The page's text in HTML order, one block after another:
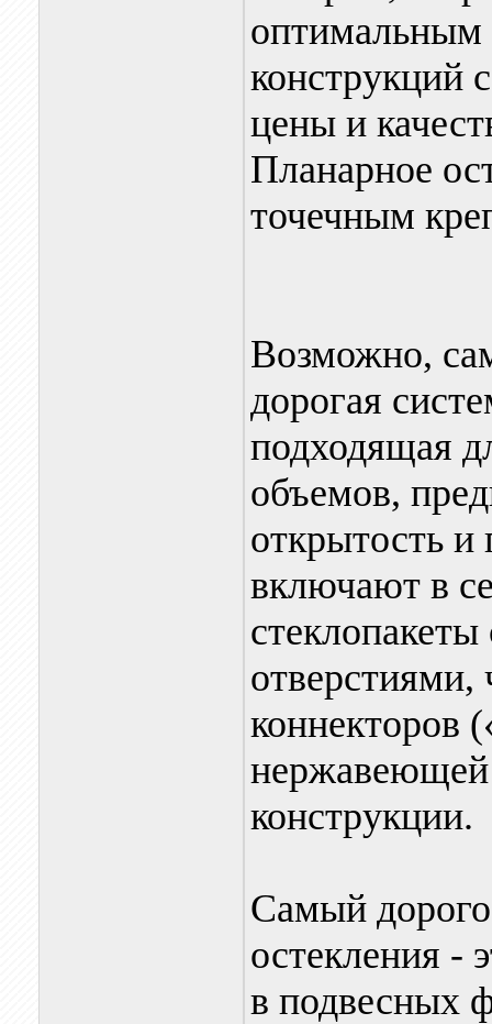
оптимальным
конструкций
цены и
Планарное
точечным
Возможно,
дорогая
подходящая
объемов,
открытость и
включают в
отверстиями,
коннекторов
нержавеющей
конструкции.
Самый
остекления -
в подвесных